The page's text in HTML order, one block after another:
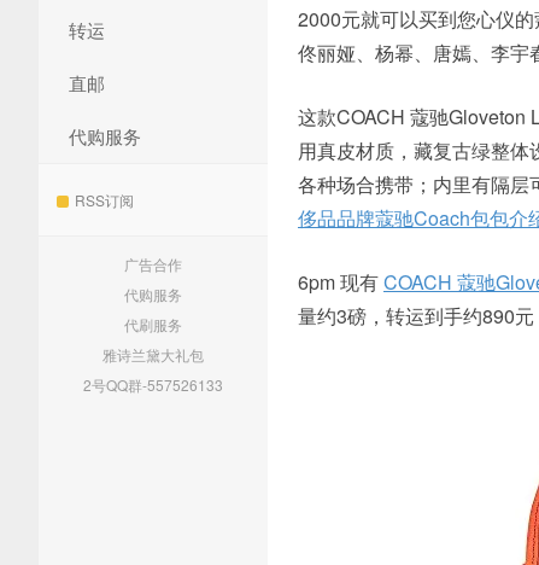
转运
直邮
代购服务
RSS订阅
广告合作
代购服务
代刷服务
雅诗兰黛大礼包
2号QQ群-557526133
2000元就可以买到您心仪
佟丽娅、杨幂、唐嫣、李宇
这款COACH 蔻驰Gloveton
用真皮材质，藏复古绿整
各种场合携带；内里有隔层
侈品品牌蔻驰Coach包包介
6pm 现有COACH 蔻驰
量约3磅，转运到手约890元